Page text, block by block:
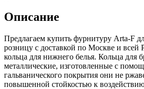
Описание
Предлагаем купить фурнитуру Arta-F
розницу с доставкой по Москве и всей
кольца для нижнего белья. Кольца для
металлические, изготовленные с
гальванического покрытия они не
повышенной стойкостью к